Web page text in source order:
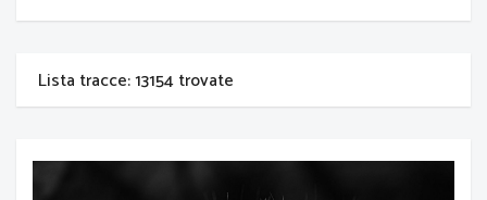
Lista tracce: 13154 trovate